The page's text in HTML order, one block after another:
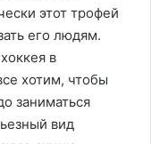
этот трофей
его людям.
в
хотим, чтобы
заниматься
вид